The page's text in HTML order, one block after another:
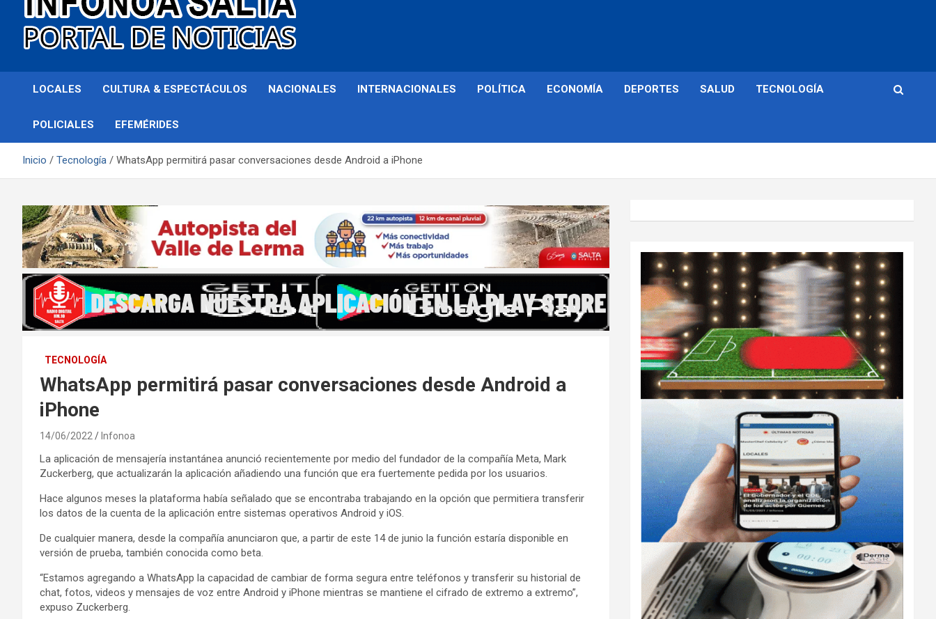
Infonoa Salta
LOCALES CULTURA & ESPECTÁCULOS NACIONALES INTERNACIONALES POLÍTICA ECONOMÍA DEPORTES SALUD TECNOLOGÍA
POLICIALES EFEMÉRIDES
Inicio Tecnología WhatsApp permitirá pasar conversaciones desde Android a iPhone
TECNOLOGÍA
WhatsApp permitirá pasar conversaciones desde Android a
iPhone
14/06/2022 Infonoa
La aplicación de mensajería instantánea anunció recientemente por medio del fundador de la compañía Meta, Mark
Zuckerberg, que actualizarán la aplicación añadiendo una función que era fuertemente pedida por los usuarios.
Hace algunos meses la plataforma había señalado que se encontraba trabajando en la opción que permitiera transferir
los datos de la cuenta de la aplicación entre sistemas operativos Android y iOS.
De cualquier manera, desde la compañía anunciaron que, a partir de este 14 de junio la función estaría disponible en
versión de prueba, también conocida como beta.
“Estamos agregando a WhatsApp la capacidad de cambiar de forma segura entre teléfonos y transferir su historial de
chat, fotos, videos y mensajes de voz entre Android y iPhone mientras se mantiene el cifrado de extremo a extremo”,
expuso Zuckerberg.